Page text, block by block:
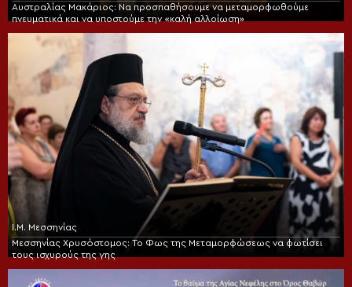
Αυστραλίας Μακάριος: Να προσπαθήσουμε να μεταμορφωθούμε
πνευματικά και να υποστούμε την «καλή αλλοίωση»
Ι.Μ. Μεσσηνίας
Μεσσηνίας Χρυσόστομος: Το Φως της Μεταμορφώσεως να φωτίσει
τους ισχυρούς της γης